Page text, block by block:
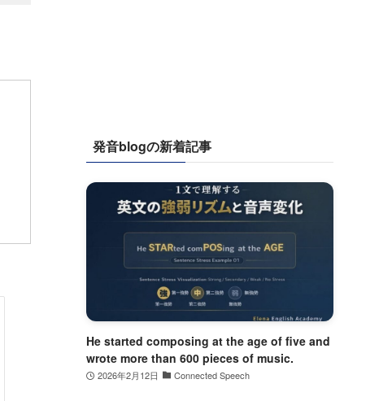
発音blogの新着記事
He started composing at the age of five and
wrote more than 600 pieces of music.
2026年2月12日 Connected Speech